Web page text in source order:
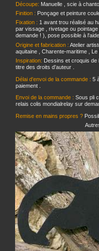
Découpe: Manuelle , scie à
Finition : Ponçage et peinture
Fixation : 1 avant trou réalisé au
par vissage , rivetage ou
demande ! ), pose possible à
Origine et fabrication : Atelier
aquitaine , Charente-maritime , Le
Inspiration: Dessins et croquis de
titre des droits d'auteur .
Délai d'envoi de la commande : 5
paiement .
Envoi de la commande : Sous pli
relais colis mondialrelay sur
Remise en mains propres ?